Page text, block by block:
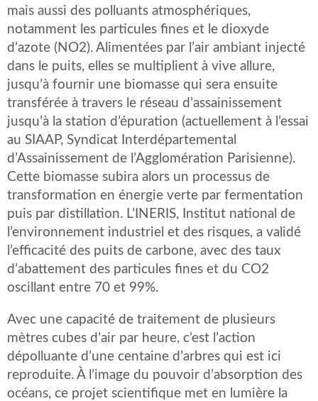
mais aussi des polluants atmosphériques,
notamment les particules fines et le dioxyde
d’azote (NO2). Alimentées par l’air ambiant injecté
dans le puits, elles se multiplient à vive allure,
jusqu’à fournir une biomasse qui sera ensuite
transférée à travers le réseau d’assainissement
jusqu’à la station d’épuration (actuellement à l’essai
au SIAAP, Syndicat Interdépartemental
d’Assainissement de l’Agglomération Parisienne).
Cette biomasse subira alors un processus de
transformation en énergie verte par fermentation
puis par distillation. L’INERIS, Institut national de
l’environnement industriel et des risques, a validé
l’efficacité des puits de carbone, avec des taux
d’abattement des particules fines et du CO2
oscillant entre 70 et 99%.
Avec une capacité de traitement de plusieurs
mètres cubes d’air par heure, c’est l’action
dépolluante d’une centaine d’arbres qui est ici
reproduite. À l’image du pouvoir d’absorption des
océans, ce projet scientifique met en lumière la